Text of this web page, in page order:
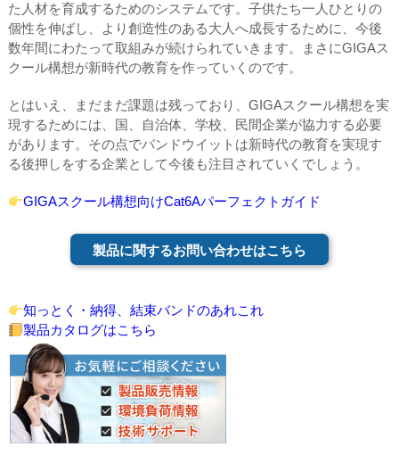
た人材を育成するためのシステムです。子供たち一人ひとりの
個性を伸ばし、より創造性のある大人へ成長するために、今後
数年間にわたって取組みが続けられていきます。まさにGIGAス
クール構想が新時代の教育を作っていくのです。
とはいえ、まだまだ課題は残っており、GIGAスクール構想を実
現するためには、国、自治体、学校、民間企業が協力する必要
があります。その点でパンドウイットは新時代の教育を実現す
る後押しをする企業として今後も注目されていくでしょう。
GIGAスクール構想向けCat6Aパーフェクトガイド
製品に関するお問い合わせはこちら
知っとく・納得、結束バンドのあれこれ
製品カタログはこちら